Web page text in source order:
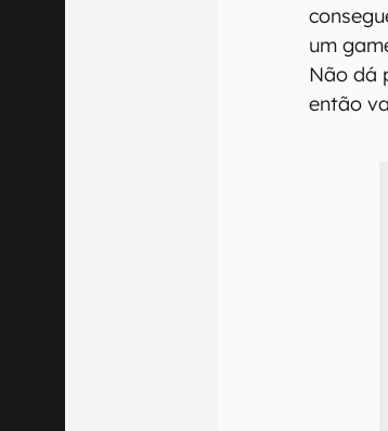
um
Não dá
então